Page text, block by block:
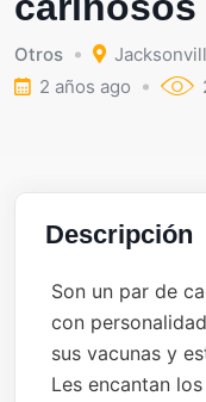
Otros
2 años ago
Descripción
Son un par de
con
sus vacunas y
Les encantan